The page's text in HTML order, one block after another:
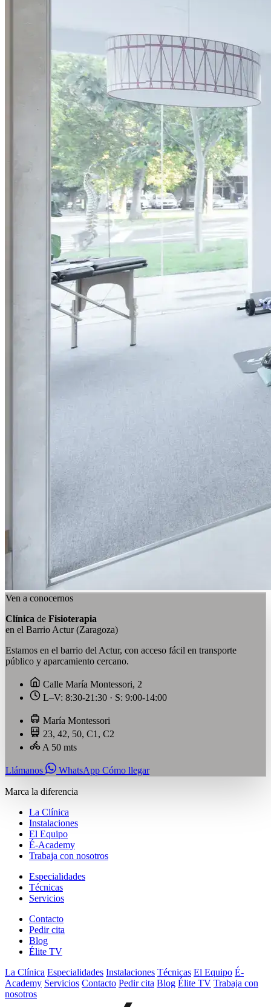
Ven a conocernos
Clínica de Fisioterapia
en el Barrio Actur (Zaragoza)
Estamos en el barrio del Actur, con acceso fácil en transporte
público y aparcamiento cercano.
Calle María Montessori, 2
L–V: 8:30-21:30 · S: 9:00-14:00
María Montessori
23, 42, 50, C1, C2
A 50 mts
Llámanos WhatsApp Cómo llegar
Marca la diferencia
La Clínica
Instalaciones
El Equipo
É-Academy
Trabaja con nosotros
Especialidades
Técnicas
Servicios
Contacto
Pedir cita
Blog
Élite TV
La Clínica Especialidades Instalaciones Técnicas El Equipo É-
Academy Servicios Contacto Pedir cita Blog Élite TV Trabaja con
nosotros